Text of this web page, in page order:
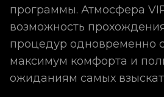
программы. Атмосфера
возможность
процедур одновременно
максимум комфорта и
ожиданиям самых